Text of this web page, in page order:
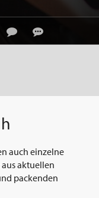
auch einzelne
aktuellen
packenden